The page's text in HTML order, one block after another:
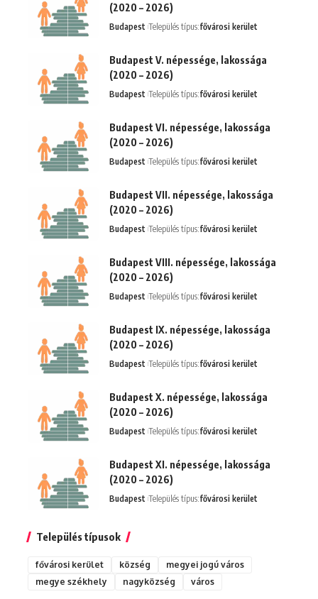
(2020 – 2026)
Budapest Település típus:fővárosi kerület
Budapest V. népessége, lakossága
(2020 – 2026)
Budapest Település típus:fővárosi kerület
Budapest VI. népessége, lakossága
(2020 – 2026)
Budapest Település típus:fővárosi kerület
Budapest VII. népessége, lakossága
(2020 – 2026)
Budapest Település típus:fővárosi kerület
Budapest VIII. népessége, lakossága
(2020 – 2026)
Budapest Település típus:fővárosi kerület
Budapest IX. népessége, lakossága
(2020 – 2026)
Budapest Település típus:fővárosi kerület
Budapest X. népessége, lakossága
(2020 – 2026)
Budapest Település típus:fővárosi kerület
Budapest XI. népessége, lakossága
(2020 – 2026)
Budapest Település típus:fővárosi kerület
Település típusok
fővárosi kerület község
megyei jogú város
megye székhely
nagyközség város